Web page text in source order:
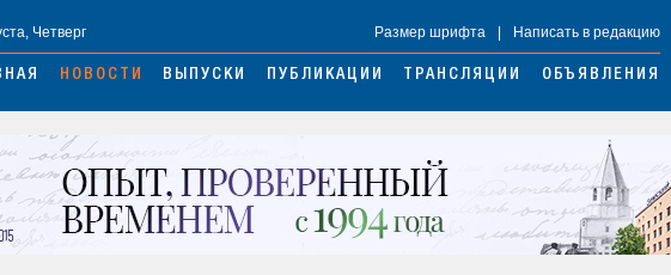
Четверг Размер шрифта Написать в редакцию
НОВОСТИ ВЫПУСКИ ПУБЛИКАЦИИ ТРАНСЛЯЦИИ ОБЪЯВЛЕНИЯ